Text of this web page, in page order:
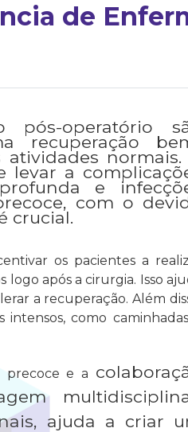
de
operatório
recuperação
normais.
levar a
e
com o
crucial.
os pacientes a
logo após a cirurgia. Isso
a recuperação. Além
como
precoce e a
ajuda a criar